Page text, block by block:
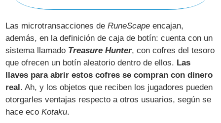
Las microtransacciones deRuneScape encajan,
además, en la definición de caja de botín: cuenta con un
sistema llamado Treasure Hunter, con cofres del tesoro
que ofrecen un botín aleatorio dentro de ellos. Las
llaves para abrir estos cofres se compran con dinero
real. Ah, y los objetos que reciben los jugadores pueden
otorgarles ventajas respecto a otros usuarios, según se
hace ecoKotaku.